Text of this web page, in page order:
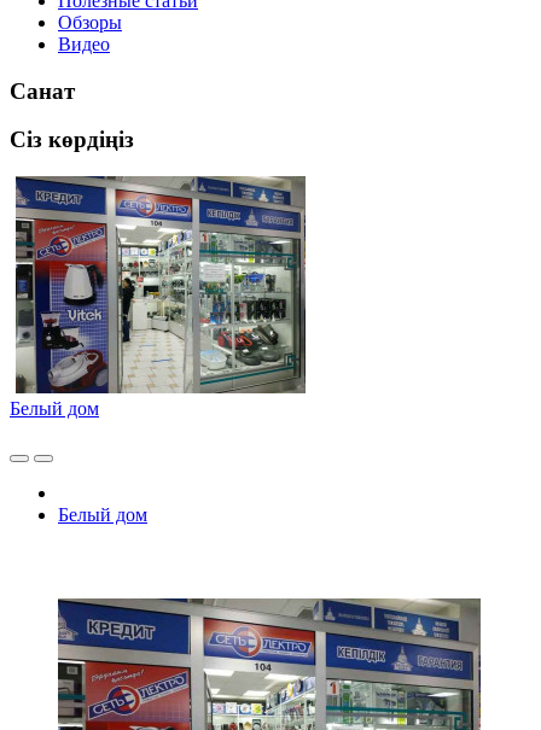
Обзоры
Видео
Санат
Сіз көрдіңіз
Белый дом
Белый дом